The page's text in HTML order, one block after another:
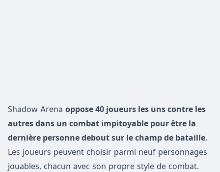
Shadow Arena oppose 40 joueurs les uns contre les
autres dans un combat impitoyable pour être la
dernière personne debout sur le champ de bataille.
Les joueurs peuvent choisir parmi neuf personnages
jouables, chacun avec son propre style de combat.